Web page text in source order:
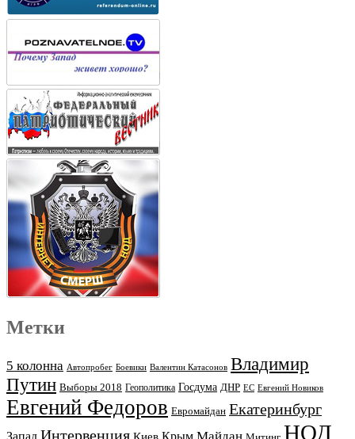
Метки
5 колонна Автопробег Боевики Валентин Катасонов Владимир
Путин Выборы 2018 Геополитика Госдума ДНР ЕС Евгений Новиков
Евгений Федоров Евромайдан Екатеринбург
Запад Интервенция Киев Крым Майдан НОД